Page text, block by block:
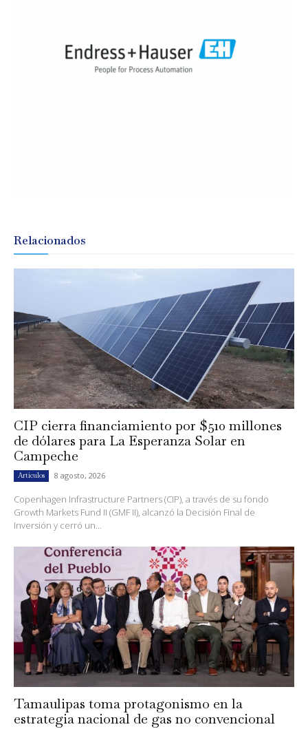
Relacionados
CIP cierra financiamiento por $510 millones
de dólares para La Esperanza Solar en
Campeche
Artículos 8 agosto, 2026
Copenhagen Infrastructure Partners (CIP), a través de su fondo
Growth Markets Fund II (GMF II), alcanzó la Decisión Final de
Inversión y cerró un...
Tamaulipas toma protagonismo en la
estrategia nacional de gas no convencional